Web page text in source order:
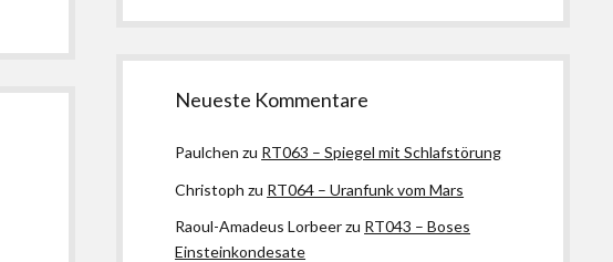
Neueste Kommentare
Paulchen zu RT063 – Spiegel mit Schlafstörung
Christoph zu RT064 – Uranfunk vom Mars
Raoul-Amadeus Lorbeerzu RT043 – Boses
Einsteinkondesate